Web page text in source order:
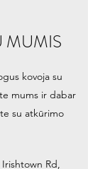
MUMIS
kovoja su
mums ir dabar
su atkūrimo
Rd,